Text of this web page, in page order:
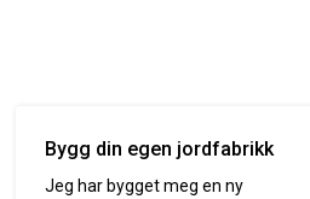
Bygg din egen jordfabrikk
Jeg har bygget meg en ny